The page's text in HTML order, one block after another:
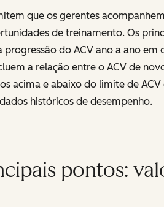
que os gerentes
de treinamento. Os
do ACV ano a ano em
a relação entre o ACV de
acima e abaixo do limite de
históricos de desempenho.
pontos: